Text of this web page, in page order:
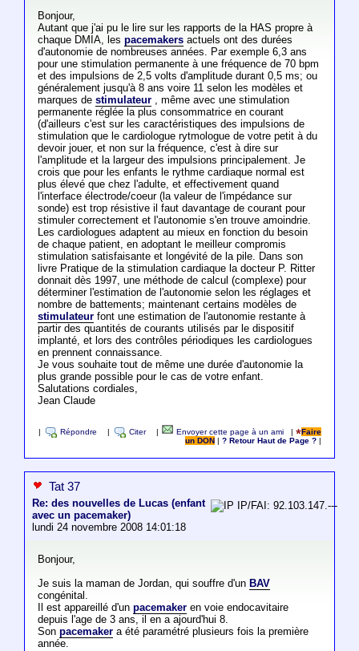
Bonjour,
Autant que j'ai pu le lire sur les rapports de la HAS propre à
chaque DMIA, les pacemakersactuels ont des durées
d'autonomie de nombreuses années. Par exemple 6,3 ans
pour une stimulation permanente à une fréquence de 70 bpm
et des impulsions de 2,5 volts d'amplitude durant 0,5 ms; ou
généralement jusqu'à 8 ans voire 11 selon les modèles et
marques de stimulateur, même avec une stimulation
permanente réglée la plus consommatrice en courant
(d'ailleurs c'est sur les caractéristiques des impulsions de
stimulation que le cardiologue rytmologue de votre petit à du
devoir jouer, et non sur la fréquence, c'est à dire sur
l'amplitude et la largeur des impulsions principalement. Je
crois que pour les enfants le rythme cardiaque normal est
plus élevé que chez l'adulte, et effectivement quand
l'interface électrode/coeur (la valeur de l'impédance sur
sonde) est trop résistive il faut davantage de courant pour
stimuler correctement et l'autonomie s'en trouve amoindrie.
Les cardiologues adaptent au mieux en fonction du besoin
de chaque patient, en adoptant le meilleur compromis
stimulation satisfaisante et longévité de la pile. Dans son
livre Pratique de la stimulation cardiaque la docteur P. Ritter
donnait dès 1997, une méthode de calcul (complexe) pour
déterminer l'estimation de l'autonomie selon les réglages et
nombre de battements; maintenant certains modèles de
stimulateurfont une estimation de l'autonomie restante à
partir des quantités de courants utilisés par le dispositif
implanté, et lors des contrôles périodiques les cardiologues
en prennent connaissance.
Je vous souhaite tout de même une durée d'autonomie la
plus grande possible pour le cas de votre enfant.
Salutations cordiales,
Jean Claude
Répondre Citer Envoyer cette page à un ami |
Faire
un DON
|? Retour Haut de Page ?
Tat 37
Re: des nouvelles de Lucas (enfant
avec un pacemaker)
lundi 24 novembre 2008 14:01:18
IP/FAI: 92.103.147.---
Bonjour,
Je suis la maman de Jordan, qui souffre d'un BAV
congénital.
Il est appareillé d'un pacemakeren voie endocavitaire
depuis l'age de 3 ans, il en a ajourd'hui 8.
Son pacemakera été paramétré plusieurs fois la première
année.